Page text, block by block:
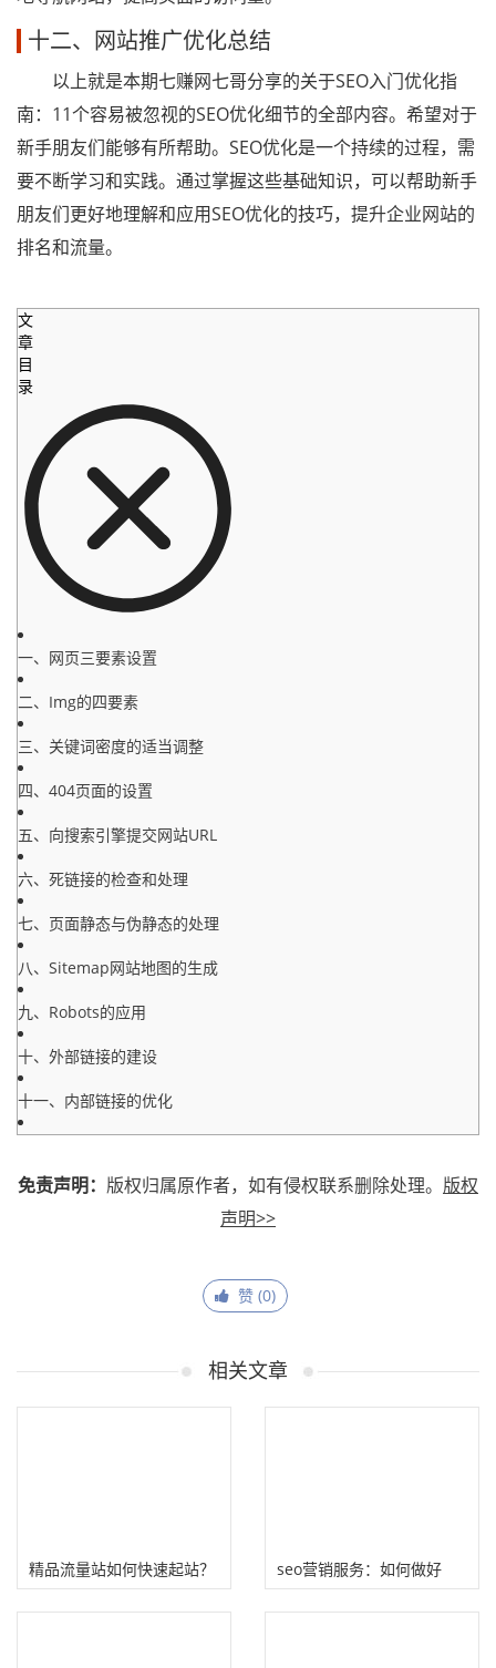
十二、网站推广优化总结
以上就是本期七赚网七哥分享的关于SEO入门优化指
南：11个容易被忽视的SEO优化细节的全部内容。希望对于
新手朋友们能够有所帮助。SEO优化是一个持续的过程，需
要不断学习和实践。通过掌握这些基础知识，可以帮助新手
朋友们更好地理解和应用SEO优化的技巧，提升企业网站的
排名和流量。
文
章
目
录
一、网页三要素设置
二、Img的四要素
三、关键词密度的适当调整
四、404页面的设置
五、向搜索引擎提交网站URL
六、死链接的检查和处理
七、页面静态与伪静态的处理
八、Sitemap网站地图的生成
九、Robots的应用
十、外部链接的建设
十一、内部链接的优化
免责声明： 版权归属原作者，如有侵权联系删除处理。 版权
声明>>
赞 (0)
相关文章
精品流量站如何快速起站？
（站群上线前发多少文章最
seo营销服务：如何做好
Seo顾问式营销？